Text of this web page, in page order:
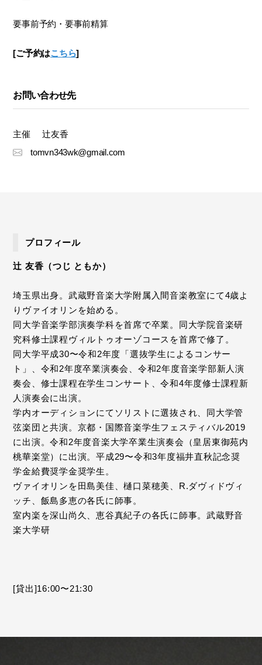
要事前予約・要事前精算
[ご予約はこちら]
お問い合わせ先
主催
辻友香
tomvn343wk@gmail.com
プロフィール
辻 友香（つじ ともか）
埼玉県出身。武蔵野音楽大学附属入間音楽教室にて4歳よ
りヴァイオリンを始める。
同大学音楽学部演奏学科を首席で卒業。同大学院音楽研
究科修士課程ヴィルトゥオーゾコースを首席で修了。
同大学平成30〜令和2年度「選抜学生によるコンサー
ト」、令和2年度卒業演奏会、令和2年度音楽学部新人演
奏会、修士課程在学生コンサート、令和4年度修士課程新
人演奏会に出演。
学内オーディションにてソリストに選抜され、同大学管
弦楽団と共演。京都・国際音楽学生フェスティバル2019
に出演。令和2年度音楽大学卒業生演奏会（皇居東御苑内
桃華楽堂）に出演。平成29〜令和3年度福井直秋記念奨
学金給費奨学金奨学生。
ヴァイオリンを田島美佳、樋口菜穂美、R.ダヴィドヴィ
ッチ、飯島多恵の各氏に師事。
室内楽を深山尚久、恵谷真紀子の各氏に師事。武蔵野音
楽大学研
[貸出]16:00〜21:30